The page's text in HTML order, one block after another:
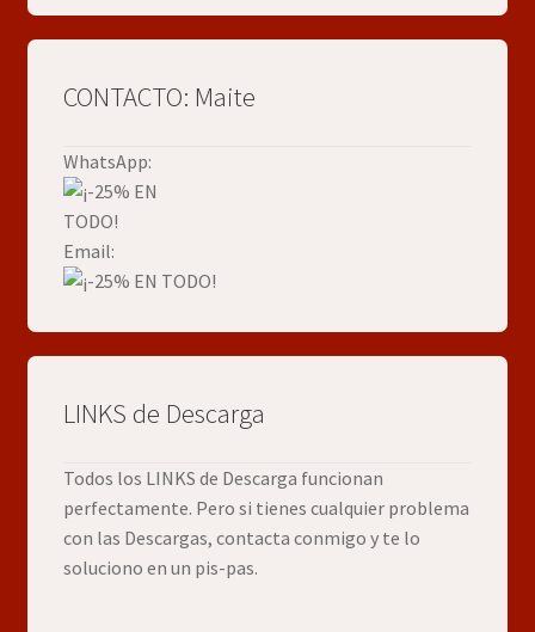
CONTACTO: Maite
WhatsApp:
Email:
LINKS de Descarga
Todos los LINKS de Descarga funcionan
perfectamente. Pero si tienes cualquier problema
con las Descargas, contacta conmigo y te lo
soluciono en un pis-pas.